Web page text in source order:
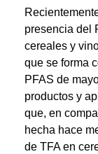
presencia del
cereales y
que se forma
PFAS de
productos y
que, en
hecha hace
de TFA en